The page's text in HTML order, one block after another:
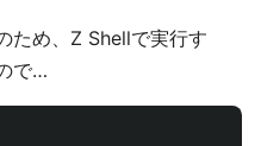
ため、Z Shellで実行す
で…